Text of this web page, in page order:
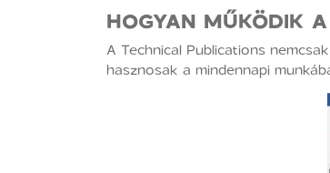
HOGYAN MŰKÖDIK
A Technical Publications
hasznosak a mindennapi